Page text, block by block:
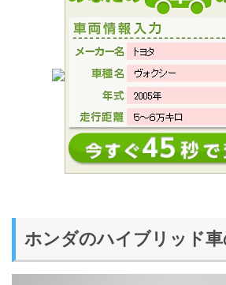
ホンダのハイブリッド